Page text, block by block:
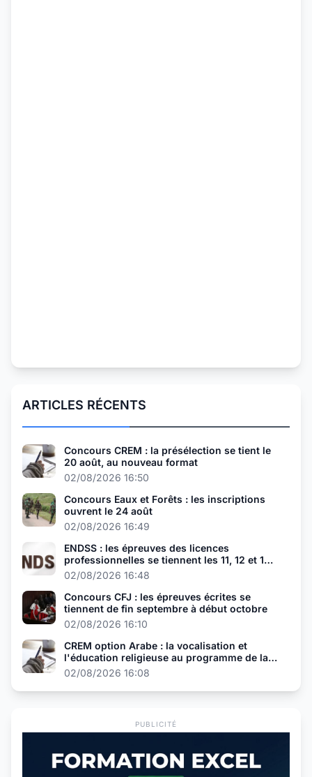
ARTICLES RÉCENTS
Concours CREM : la présélection se tient le
20 août, au nouveau format
02/08/2026 16:50
Concours Eaux et Forêts : les inscriptions
ouvrent le 24 août
02/08/2026 16:49
ENDSS : les épreuves des licences
professionnelles se tiennent les 11, 12 et 13
août
02/08/2026 16:48
Concours CFJ : les épreuves écrites se
tiennent de fin septembre à début octobre
02/08/2026 16:10
CREM option Arabe : la vocalisation et
l'éducation religieuse au programme de la
présélection
02/08/2026 16:08
PUBLICITÉ